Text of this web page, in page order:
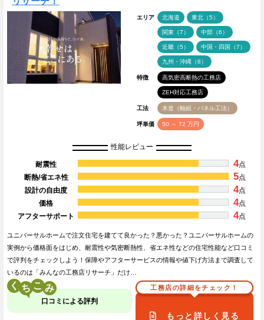
エリア 北海道 東北（5）
関東（7） 中部（6）
近畿（5） 中国・四国（7）
九州・沖縄（8）
特徴 高気密高断熱の工務店
ZEH対応工務店
工法 木造（軸組・パネル工法）
坪単価 50 ～ 72 万円
性能レビュー
耐震性 4点
断熱/省エネ性
5点
設計の自由度
4点
価格
4点
アフターサポート
4点
ユニバーサルホームで注文住宅を建てて良かった？悪かった？ユニバーサルホームの
実例から価格面をはじめ、耐震性や気密断熱性、省エネ性などの住宅性能など口コミ
で評判をチェックしよう！保障やアフターサービスの情報や値下げ方法まで調査して
いるのは「みんなの工務店リサーチ」だけ…
く こ
口コミによる評判
工務店の詳細をチェック！
もっと詳しく見る